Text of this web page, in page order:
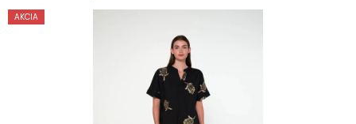
produktu
AKCIA